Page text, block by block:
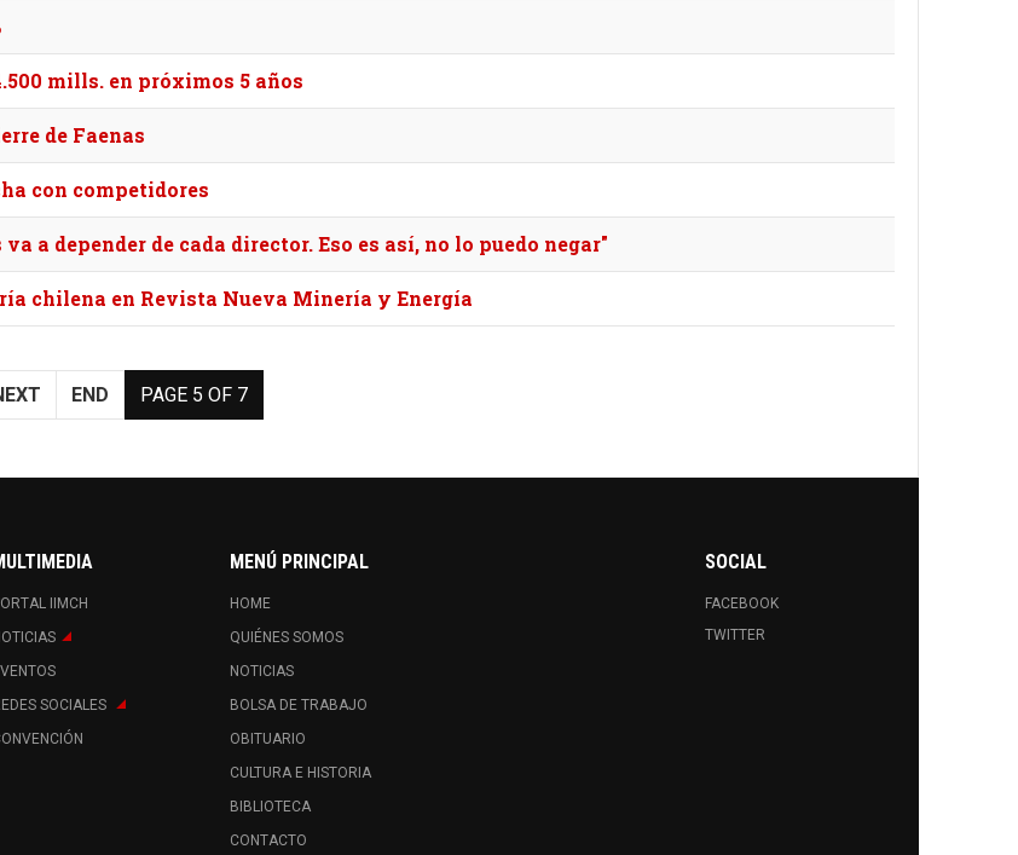
mills. en próximos 5 años
de Faenas
con competidores
a depender de cada director. Eso es así, no lo puedo negar"
chilena en Revista Nueva Minería y Energía
PAGE 5 OF 7
END
IIMCH
SOCIALES
MENÚ PRINCIPAL
HOME
QUIÉNES SOMOS
NOTICIAS
BOLSA DE TRABAJO
OBITUARIO
CULTURA E HISTORIA
BIBLIOTECA
CONTACTO
SOCIAL
FACEBOOK
TWITTER